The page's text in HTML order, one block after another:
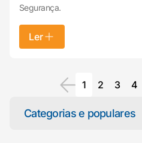
Segurança.
Ler
1 2 3 4
Categorias e populares
online agora